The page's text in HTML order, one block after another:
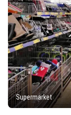
Supermarket